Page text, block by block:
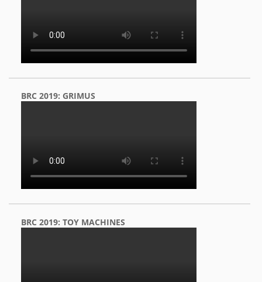
BRC 2019: GRIMUS
BRC 2019: TOY MACHINES